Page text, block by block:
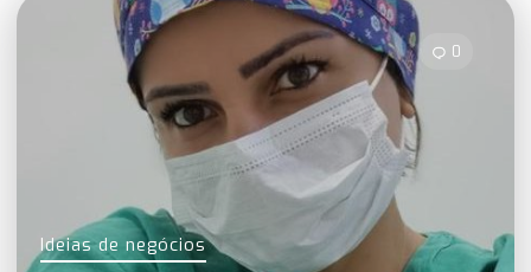
Ideias de negócios
0